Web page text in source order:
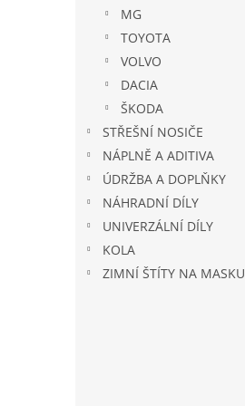
MG
TOYOTA
VOLVO
DACIA
ŠKODA
STŘEŠNÍ NOSIČE
NÁPLNĚ A ADITIVA
ÚDRŽBA A DOPLŇKY
NÁHRADNÍ DÍLY
UNIVERZÁLNÍ DÍLY
KOLA
ZIMNÍ ŠTÍTY NA MASKU